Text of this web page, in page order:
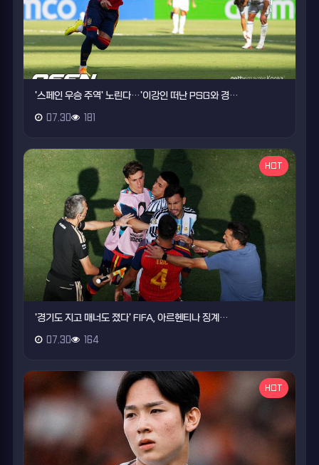
'스페인 우승 주역' 노린다…'이강인 떠난 PSG와 경…
07.30 181
HOT
'경기도 지고 매너도 졌다' FIFA, 아르헨티나 징계…
07.30 164
HOT